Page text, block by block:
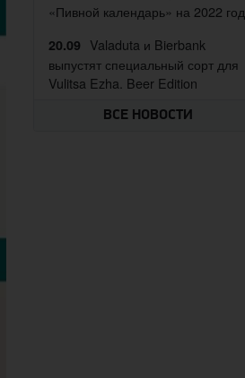
«Пивной календарь» на 2022 год
20.09 Valaduta и Bierbank
выпустят специальный сорт для
Vulitsa Ezha. Beer Edition
ВСЕ НОВОСТИ